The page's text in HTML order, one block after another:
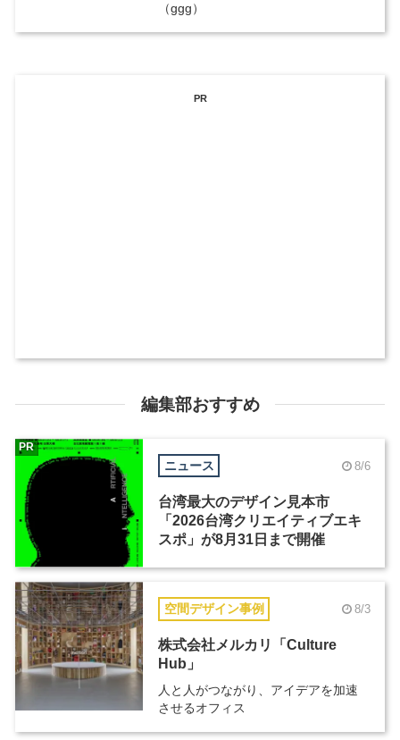
（ggg）
PR
編集部おすすめ
ニュース 8/6
台湾最大のデザイン見本市
「2026台湾クリエイティブエキ
スポ」が8月31日まで開催
PR
空間デザイン事例 8/3
株式会社メルカリ「Culture
Hub」
人と人がつながり、アイデアを加速
させるオフィス